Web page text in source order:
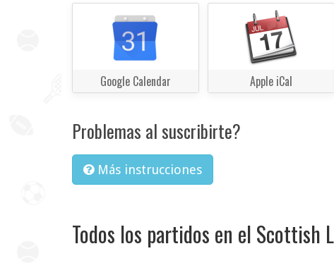
Google Calendar Apple iCal
Problemas al suscribirte?
Más instrucciones
Todos los partidos en el Scottish